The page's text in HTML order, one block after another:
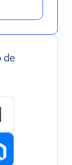
de